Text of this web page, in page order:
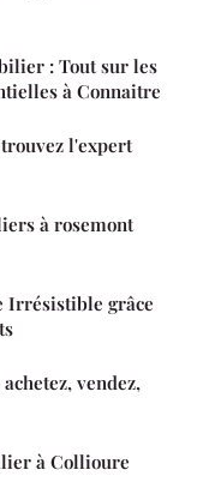
: Tout sur les
à Connaitre
l'expert
à rosemont
Irrésistible grâce
vendez,
à Collioure